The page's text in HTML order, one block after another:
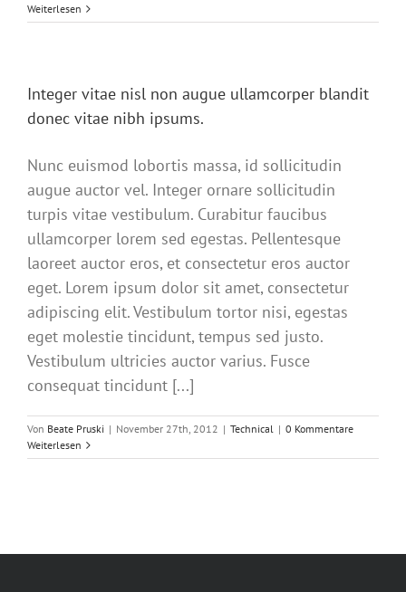
Weiterlesen
Integer vitae nisl non augue ullamcorper blandit
donec vitae nibh ipsums.
Nunc euismod lobortis massa, id sollicitudin
augue auctor vel. Integer ornare sollicitudin
turpis vitae vestibulum. Curabitur faucibus
ullamcorper lorem sed egestas. Pellentesque
laoreet auctor eros, et consectetur eros auctor
eget. Lorem ipsum dolor sit amet, consectetur
adipiscing elit. Vestibulum tortor nisi, egestas
eget molestie tincidunt, tempus sed justo.
Vestibulum ultricies auctor varius. Fusce
consequat tincidunt [...]
Von Beate Pruski | November 27th, 2012 | Technical | 0 Kommentare
Weiterlesen